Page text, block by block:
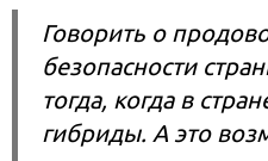
Говорить о
безопасности
тогда, когда в
гибриды. А это